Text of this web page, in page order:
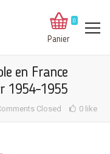
0
Panier
en France
1954-1955
Closed 0 like